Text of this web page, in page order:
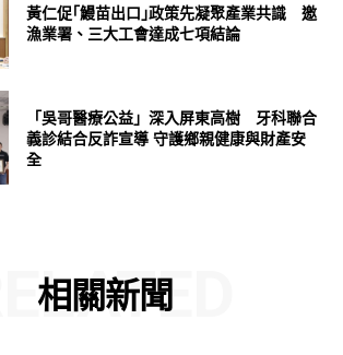
黃仁促｢鰻苗出口｣政策先凝聚產業共識 邀
漁業署、三大工會達成七項結論
「吳哥醫療公益」深入屏東高樹 牙科聯合
義診結合反詐宣導 守護鄉親健康與財產安
全
相關新聞
RELATED